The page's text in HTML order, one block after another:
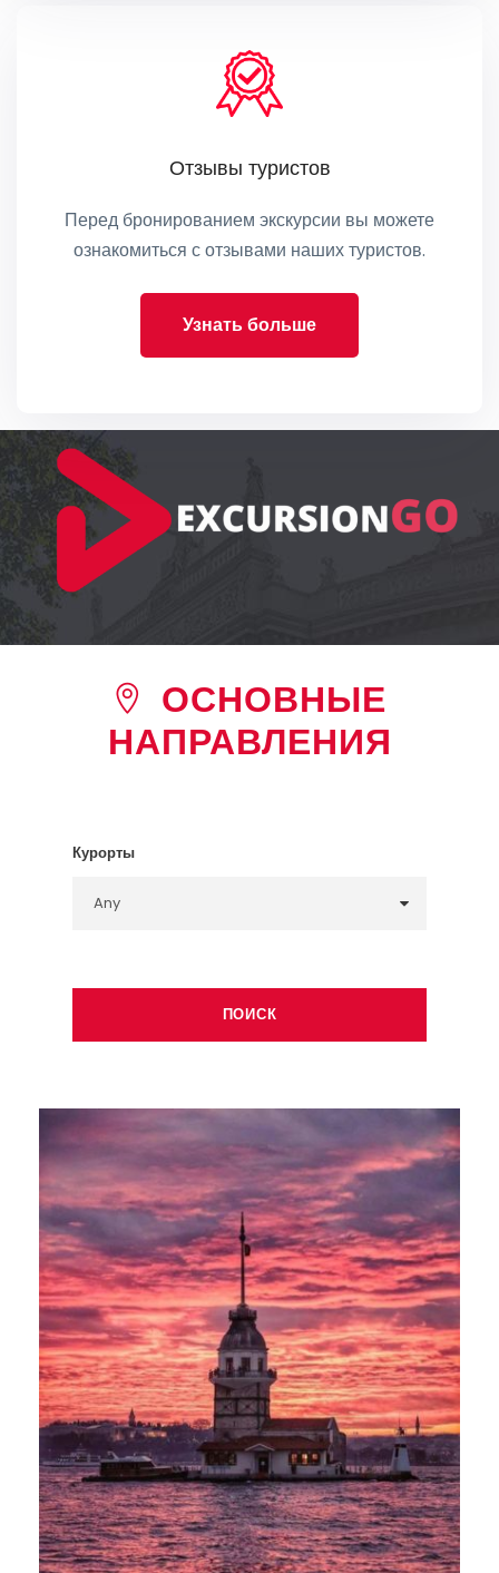
Отзывы туристов
Перед бронированием экскурсии вы можете
ознакомиться с отзывами наших туристов.
Узнать больше
ОСНОВНЫЕ
НАПРАВЛЕНИЯ
Курорты